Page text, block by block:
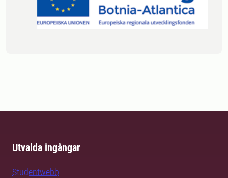
Utvalda ingångar
Studentwebb